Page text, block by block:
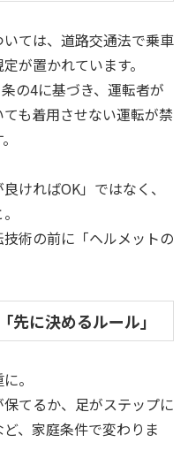
ては、道路交通法で乗車
が置かれています。
の4に基づき、運転者が
も着用させない運転が禁
ければOK」ではなく、
術の前に「ヘルメットの
先に決めるルール」
。
てるか、足がステップに
、家庭条件で変わりま